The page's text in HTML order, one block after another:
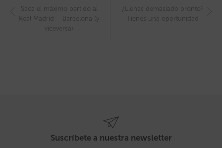
Saca el máximo partido al
Real Madrid – Barcelona (y
viceversa)
¿Llenas demasiado pronto?
Tienes una oportunidad
Suscríbete a nuestra newsletter